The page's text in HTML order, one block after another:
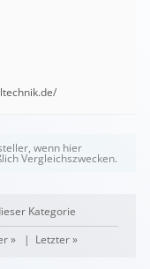
wenn hier
Vergleichszwecken.
Kategorie
»| Letzter »